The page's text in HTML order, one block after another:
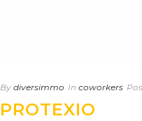
By diversimmo In coworkers
PROTEXIO